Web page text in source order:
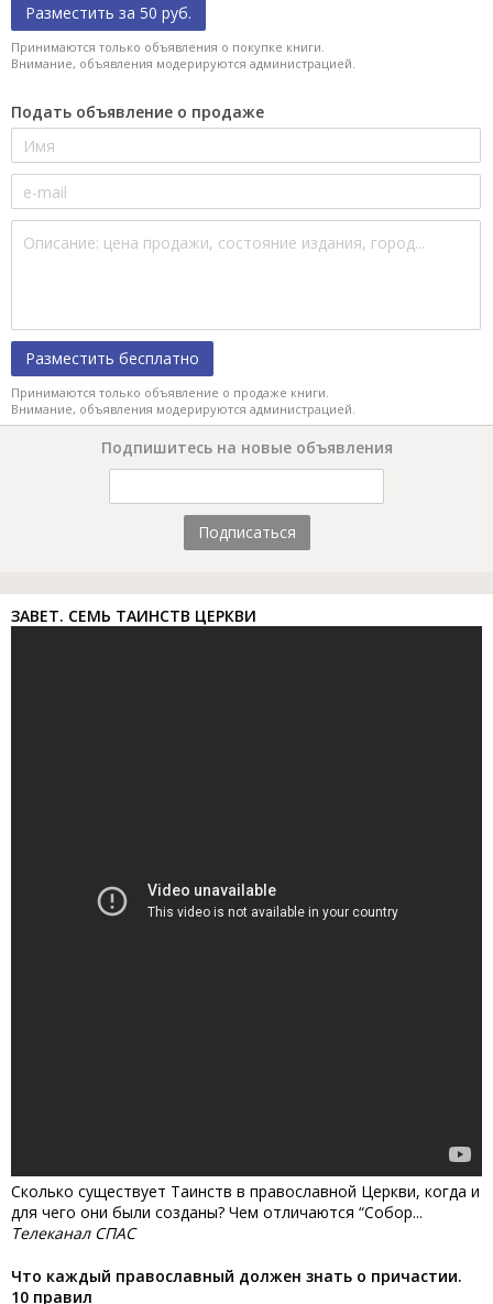
Разместить за 50 руб.
Принимаются только объявления о покупке книги.
Внимание, объявления модерируются администрацией.
Подать объявление о продаже
Разместить бесплатно
Принимаются только объявление о продаже книги.
Внимание, объявления модерируются администрацией.
Подпишитесь на новые объявления
Подписаться
ЗАВЕТ. СЕМЬ ТАИНСТВ ЦЕРКВИ
Сколько существует Таинств в православной Церкви, когда и
для чего они были созданы? Чем отличаются “Собор...
Телеканал СПАС
Что каждый православный должен знать о причастии.
10 правил